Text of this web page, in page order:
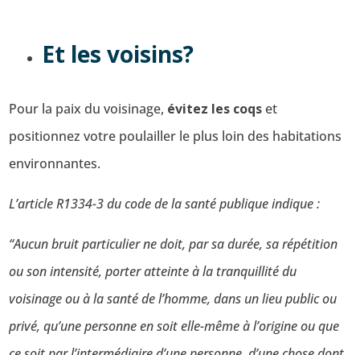
Et les voisins?
Pour la paix du voisinage, évitez les coqs et
positionnez votre poulailler le plus loin des habitations
environnantes.
L’article R1334-3 du code de la santé publique indique :
“Aucun bruit particulier ne doit, par sa durée, sa répétition
ou son intensité, porter atteinte à la tranquillité du
voisinage ou à la santé de l’homme, dans un lieu public ou
privé, qu’une personne en soit elle-même à l’origine ou que